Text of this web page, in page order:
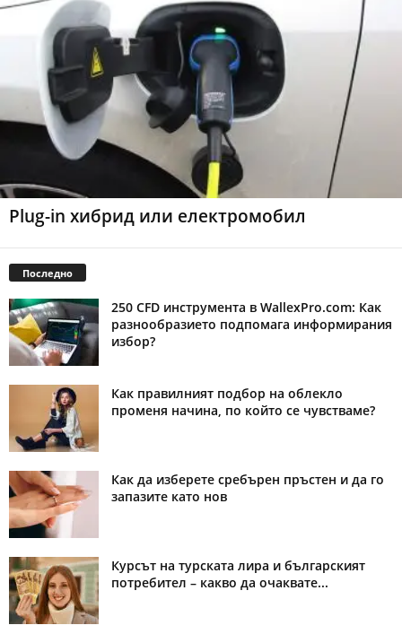
Plug-in хибрид или електромобил
Последно
250 CFD инструмента в WallexPro.com: Как
разнообразието подпомага информирания
избор?
Как правилният подбор на облекло
променя начина, по който се чувстваме?
Как да изберете сребърен пръстен и да го
запазите като нов
Курсът на турската лира и българският
потребител – какво да очаквате...